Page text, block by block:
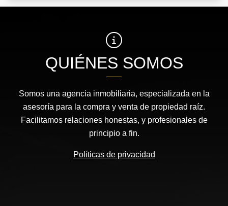
QUIÉNES SOMOS
Somos una agencia inmobiliaria, especializada en la
asesoría para la compra y venta de propiedad raíz.
Facilitamos relaciones honestas, y profesionales de
principio a fin.
Políticas de privacidad